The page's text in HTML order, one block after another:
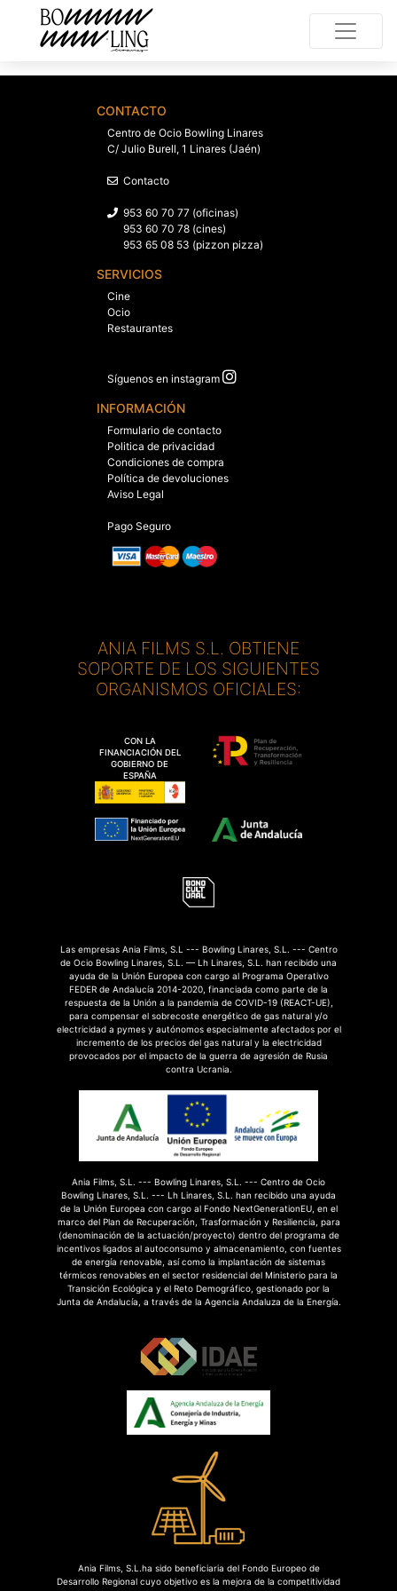
CONTACTO
Centro de Ocio Bowling Linares
C/ Julio Burell, 1 Linares (Jaén)
Contacto
953 60 70 77 (oficinas)
953 60 70 78 (cines)
953 65 08 53 (pizzon pizza)
SERVICIOS
Cine
Ocio
Restaurantes
Síguenos en instagram
INFORMACIÓN
Formulario de contacto
Politica de privacidad
Condiciones de compra
Política de devoluciones
Aviso Legal
Pago Seguro
ANIA FILMS S.L. OBTIENE
SOPORTE DE LOS SIGUIENTES
ORGANISMOS OFICIALES:
CON LA
FINANCIACIÓN DEL
GOBIERNO DE
ESPAÑA
Las empresas Ania Films, S.L --- Bowling Linares, S.L. --- Centro
de Ocio Bowling Linares, S.L. — Lh Linares, S.L. han recibido una
ayuda de la Unión Europea con cargo al Programa Operativo
FEDER de Andalucía 2014-2020, financiada como parte de la
respuesta de la Unión a la pandemia de COVID-19 (REACT-UE),
para compensar el sobrecoste energético de gas natural y/o
electricidad a pymes y autónomos especialmente afectados por el
incremento de los precios del gas natural y la electricidad
provocados por el impacto de la guerra de agresión de Rusia
contra Ucrania.
Ania Films, S.L. --- Bowling Linares, S.L. --- Centro de Ocio
Bowling Linares, S.L. --- Lh Linares, S.L. han recibido una ayuda
de la Unión Europea con cargo al Fondo NextGenerationEU, en el
marco del Plan de Recuperación, Trasformación y Resiliencia, para
(denominación de la actuación/proyecto) dentro del programa de
incentivos ligados al autoconsumo y almacenamiento, con fuentes
de energía renovable, así como la implantación de sistemas
térmicos renovables en el sector residencial del Ministerio para la
Transición Ecológica y el Reto Demográfico, gestionado por la
Junta de Andalucía, a través de la Agencia Andaluza de la Energía.
Ania Films, S.L.ha sido beneficiaria del Fondo Europeo de
Desarrollo Regional cuyo objetivo es la mejora de la competitividad